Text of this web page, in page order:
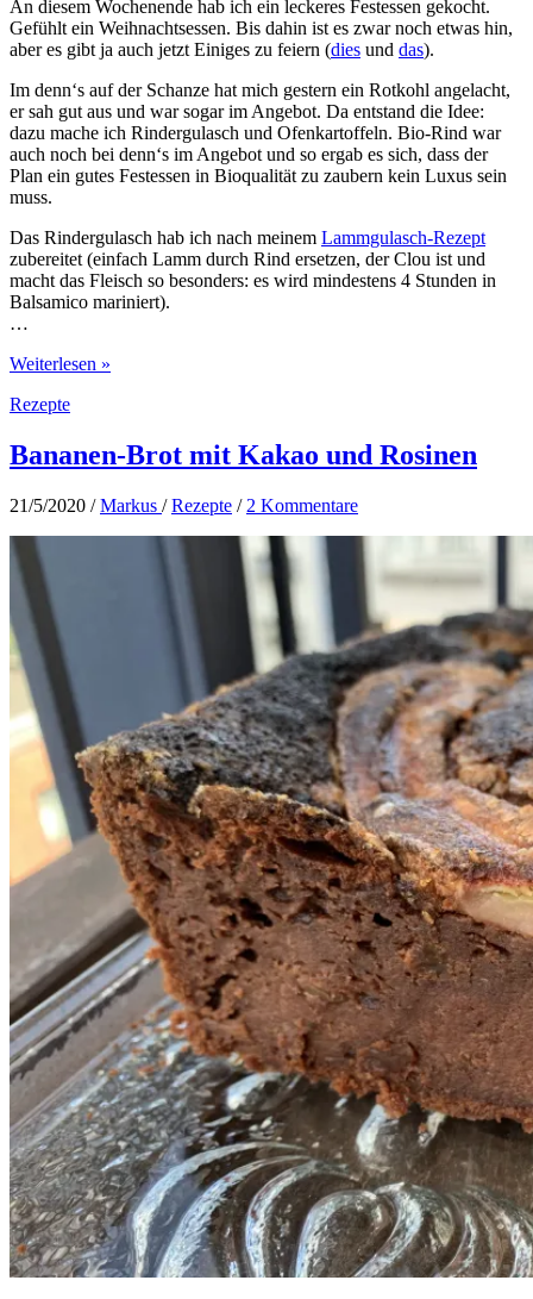
An diesem Wochenende hab ich ein leckeres Festessen gekocht.
Gefühlt ein Weihnachtsessen. Bis dahin ist es zwar noch etwas hin,
aber es gibt ja auch jetzt Einiges zu feiern (dies und das).
Im denn‘s auf der Schanze hat mich gestern ein Rotkohl angelacht,
er sah gut aus und war sogar im Angebot. Da entstand die Idee:
dazu mache ich Rindergulasch und Ofenkartoffeln. Bio-Rind war
auch noch bei denn‘s im Angebot und so ergab es sich, dass der
Plan ein gutes Festessen in Bioqualität zu zaubern kein Luxus sein
muss.
Das Rindergulasch hab ich nach meinem Lammgulasch-Rezept
zubereitet (einfach Lamm durch Rind ersetzen, der Clou ist und
macht das Fleisch so besonders: es wird mindestens 4 Stunden in
Balsamico mariniert).
…
Rindergulasch,
Rotkohl
Ofen-
Kartoffeln
Weiterlesen »
Rezepte
Bananen-Brot mit Kakao und Rosinen
21/5/2020 /Markus /Rezepte / 2 Kommentare